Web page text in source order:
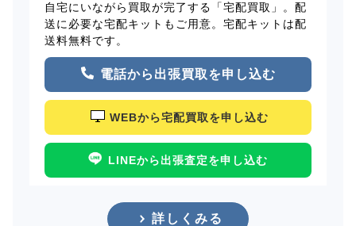
自宅にいながら買取が完了する「宅配買取」。配
送に必要な宅配キットもご用意。宅配キットは配
送料無料です。
電話から出張買取を申し込む
WEBから宅配買取を申し込む
LINEから出張査定を申し込む
詳しくみる